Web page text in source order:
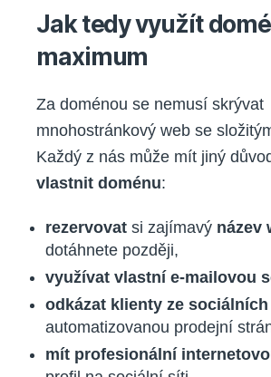
Jak tedy využít
maximum
Za doménou se nemusí skrývat
mnohostránkový web se
Každý z nás může mít jiný
vlastnit doménu:
rezervovat si zajímavý název
dotáhnete později,
využívat vlastní e-mailovou
odkázat klienty ze
automatizovanou prodejní
mít profesionální